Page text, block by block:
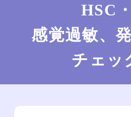
HSC
感覚過敏、
チェッ